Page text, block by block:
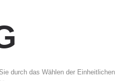
ITAT 4187
durch das Wählen der